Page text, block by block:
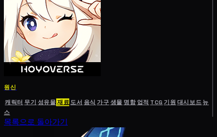
원신
캐릭터 무기 성유물재료도서 음식 가구생물 명함 업적 TCG기원 대시보드뉴
스
목록으로 돌아가기